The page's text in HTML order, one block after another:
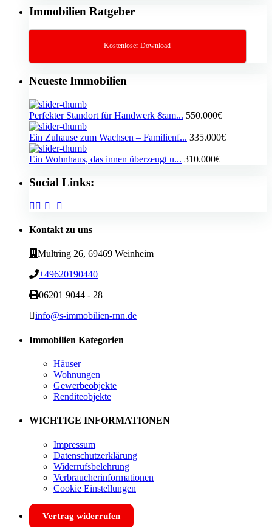
Immobilien Ratgeber
Kostenloser Download
Neueste Immobilien
Perfekter Standort für Handwerk &am... 550.000€
Ein Zuhause zum Wachsen – Familienf... 335.000€
Ein Wohnhaus, das innen überzeugt u... 310.000€
Social Links:
Kontakt zu uns
Multring 26, 69469 Weinheim
+49620190440
06201 9044 - 28
info@s-immobilien-rnn.de
Immobilien Kategorien
Häuser
Wohnungen
Gewerbeobjekte
Renditeobjekte
WICHTIGE INFORMATIONEN
Impressum
Datenschutzerklärung
Widerrufsbelehrung
Verbraucherinformationen
Cookie Einstellungen
Vertrag widerrufen